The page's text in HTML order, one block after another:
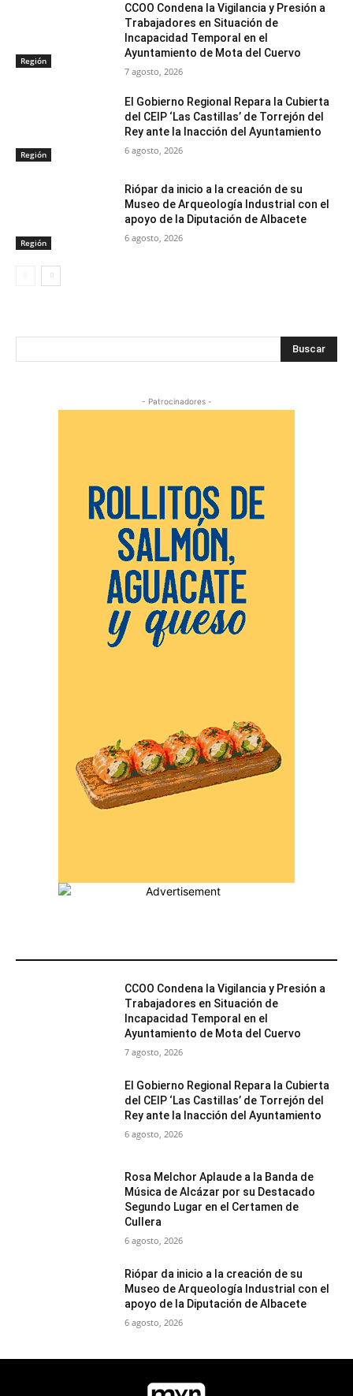
Región
CCOO Condena la Vigilancia y Presión a
Trabajadores en Situación de
Incapacidad Temporal en el
Ayuntamiento de Mota del Cuervo
7 agosto, 2026
Región
El Gobierno Regional Repara la Cubierta
del CEIP ‘Las Castillas’ de Torrejón del
Rey ante la Inacción del Ayuntamiento
6 agosto, 2026
Región
Riópar da inicio a la creación de su
Museo de Arqueología Industrial con el
apoyo de la Diputación de Albacete
6 agosto, 2026
Buscar
- Patrocinadores -
CCOO Condena la Vigilancia y Presión a
Trabajadores en Situación de
Incapacidad Temporal en el
Ayuntamiento de Mota del Cuervo
7 agosto, 2026
El Gobierno Regional Repara la Cubierta
del CEIP ‘Las Castillas’ de Torrejón del
Rey ante la Inacción del Ayuntamiento
6 agosto, 2026
Rosa Melchor Aplaude a la Banda de
Música de Alcázar por su Destacado
Segundo Lugar en el Certamen de
Cullera
6 agosto, 2026
Riópar da inicio a la creación de su
Museo de Arqueología Industrial con el
apoyo de la Diputación de Albacete
6 agosto, 2026